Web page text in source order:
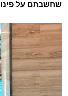
שחשבתם על